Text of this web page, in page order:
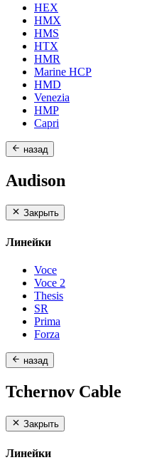
HEX
HMX
HMS
HTX
HMR
Marine HCP
HMD
Venezia
HMP
Capri
назад
Audison
Закрыть
Линейки
Voce
Voce 2
Thesis
SR
Prima
Forza
назад
Tchernov Cable
Закрыть
Линейки